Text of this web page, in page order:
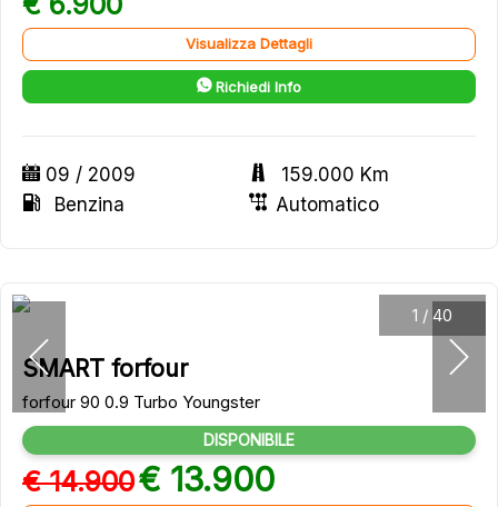
Visualizza Dettagli
Richiedi Info
09 / 2009
159.000 Km
Benzina
Automatico
1 / 40
SMART forfour
forfour 90 0.9 Turbo Youngster
DISPONIBILE
€ 14.900€ 13.900